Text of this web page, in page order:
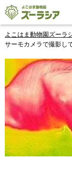
よこはま動物園ズーラ
サーモカメラで撮影し